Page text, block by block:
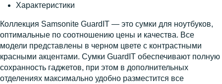
Характеристики
Коллекция Samsonite GuardIT — это сумки для ноутбуков,
оптимальные по соотношению цены и качества. Все
модели представлены в черном цвете с контрастными
красными акцентами. Сумки GuardIT обеспечивают полную
сохранность гаджетов, при этом в дополнительных
отделениях максимально удобно разместится все